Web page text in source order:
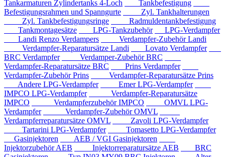
Tankarmaturen Zylindertanks 4-Loch
Tankbefestigung
Befestigungsrahmen und Spanngurte
Zyl. Tankhalterungen
Zyl. Tankbefestigungsringe
Radmuldentankbefestigung
Tankmontagesätze
LPG-Tankzubehör
LPG-Verdampfer
Landi Renzo Verdampers
Verdampfer-Zubehör Landi
Verdampfer-Reparatursätze Landi
Lovato Verdampfer
BRC Verdampfer
Verdamper-Zubehör BRC
Verdampfer-Reparatursätze BRC
Prins Verdampfer
Verdampfer-Zubehör Prins
Verdampfer-Reparatursätze Prins
Andere LPG-Verdampfer
Emer LPG-Verdampfer
IMPCO LPG-Verdampfer
Verdampfer-Reparatursätze
IMPCO
Verdampferzubehör IMPCO
OMVL LPG-
Verdampfer
Verdampfer-Zubehör OMVL
Verdampferreparatursätze OMVL
Zavoli LPG-Verdampfer
Tartarini LPG-Verdampfer
Tomasetto LPG-Verdampfer
Gasinjektoren
AEB / VGI Gasinjektoren
Injektorzubehör AEB
Injektorreparatursätze AEB
BRC